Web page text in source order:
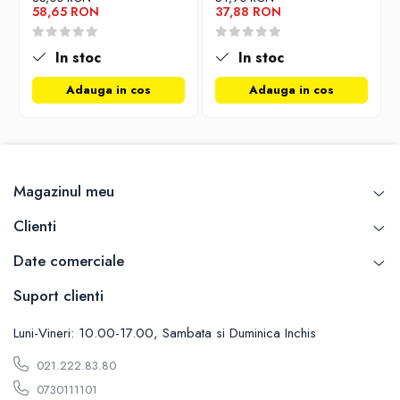
Conservarea si pastrarea alimentelor
Ghiduri de calatorie, harti
Ghiduri de calatorie
Hobby, timp liber
Hobby
Sport
Cursuri universitare
Istorie
Biografii, memorii si jurnale
Istoria comunismului
Istoria romanilor
58,65 RON
In stoc
Adauga in cos
37,88 RON
In stoc
Adauga in cos
Magazinul meu
Clienti
Date comerciale
Suport clienti
Luni-Vineri: 10.00-17.00, Sambata si Duminica Inchis
021.222.83.80
0730111101